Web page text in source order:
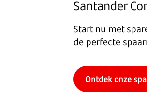
Santander
Start nu met
de perfecte
Ontdek onze